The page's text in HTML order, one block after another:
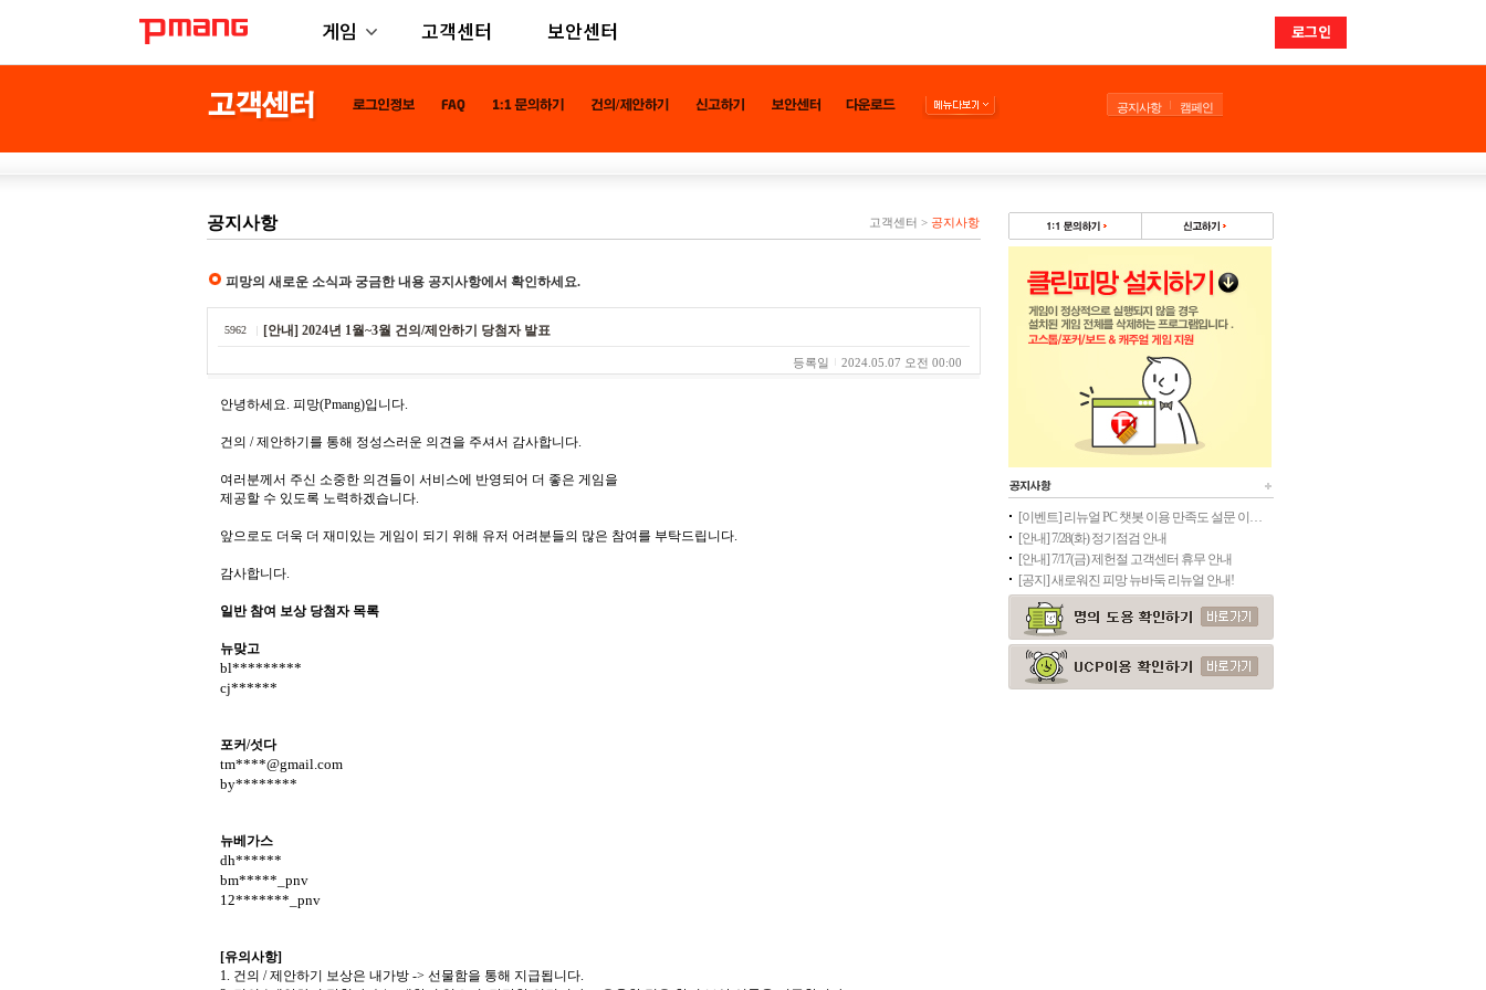
게임 고객센터 보안센터 로그인
공지사항 캠페인
공지사항 고객센터 > 공지사항
피망의 새로운 소식과 궁금한 내용 공지사항에서 확인하세요.
5962 [안내] 2024년 1월~3월 건의/제안하기 당첨자 발표
등록일 2024.05.07 오전 00:00
안녕하세요. 피망(Pmang)입니다.
건의 / 제안하기를 통해 정성스러운 의견을 주셔서 감사합니다.
여러분께서 주신 소중한 의견들이 서비스에 반영되어 더 좋은 게임을
제공할 수 있도록 노력하겠습니다.
앞으로도 더욱 더 재미있는 게임이 되기 위해 유저 어려분들의 많은 참여를 부탁드립니다.
감사합니다.
일반 참여 보상 당첨자 목록
뉴맞고
bl*********
cj******
포커/섯다
tm****@gmail.com
by********
뉴베가스
dh******
bm*****_pnv
12*******_pnv
[유의사항]
1. 건의 / 제안하기 보상은 내가방 -> 선물함을 통해 지급됩니다.
[이벤트] 리뉴얼 PC 챗봇 이용 만족도 설문 이벤트
[안내] 7/28(화) 정기점검 안내
[안내] 7/17(금) 제헌절 고객센터 휴무 안내
[공지] 새로워진 피망 뉴바둑 리뉴얼 안내!